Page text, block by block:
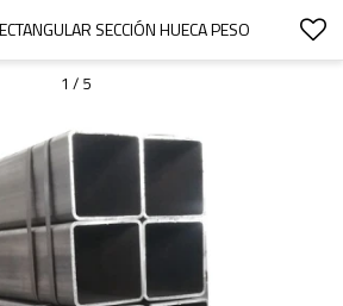
SECCIÓN HUECA PESO
1 / 5